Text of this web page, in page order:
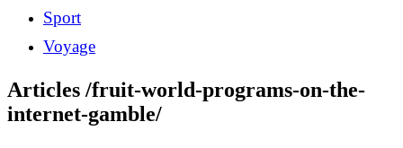
Sport
Voyage
Articles /fruit-world-programs-on-the-
internet-gamble/